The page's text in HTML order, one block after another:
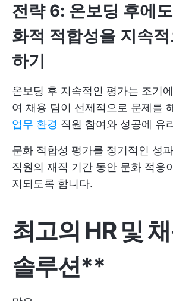
전략 6: 온보딩 후에
화적 적합성을 지속
하기
온보딩 후 지속적인 평가는 조기
여 채용 팀이 선제적으로 문제를
업무 환경 직원 참여와 성공에 유
문화 적합성 평가를 정기적인 성
직원의 재직 기간 동안 문화 적응
지되도록 합니다.
최고의 HR 및
솔루션**